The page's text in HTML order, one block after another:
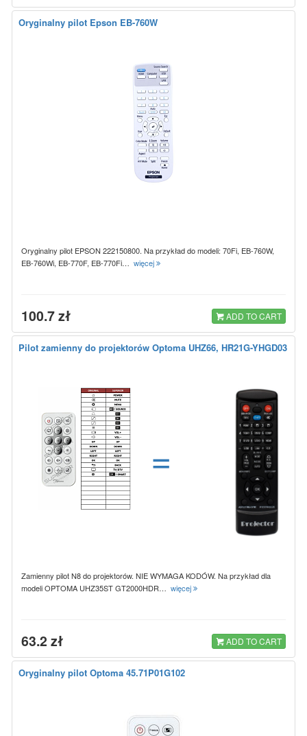
Oryginalny pilot Epson EB-760W
Oryginalny pilot EPSON 222150800. Na przykład do modeli: 70Fi, EB-760W,
EB-760Wi, EB-770F, EB-770Fi… więcej
100.7 zł ADD TO CART
Pilot zamienny do projektorów Optoma UHZ66, HR21G-YHGD03
=
Zamienny pilot N8 do projektorów. NIE WYMAGA KODÓW. Na przykład dla
modeli OPTOMA UHZ35ST GT2000HDR… więcej
63.2 zł ADD TO CART
Oryginalny pilot Optoma 45.71P01G102